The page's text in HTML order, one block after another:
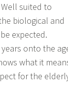
suited to
biological and
expected.
onto the
what it
for the